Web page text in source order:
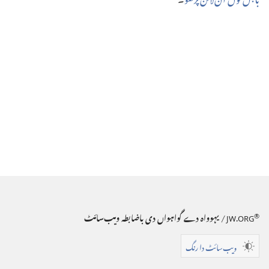
JW.ORG®
/ یہوواہ دے گواہواں دی باضابطہ ویب‌سائٹ
ویب‌سائٹ دا رنگ